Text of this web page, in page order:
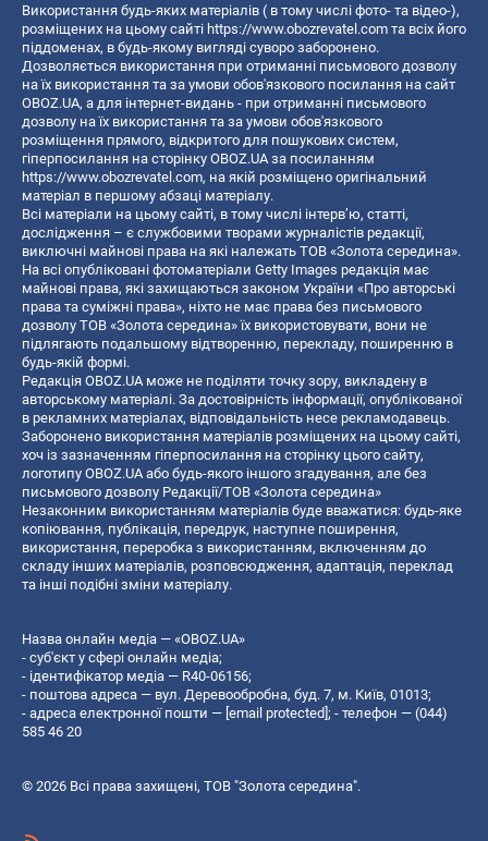
Використання будь-яких матеріалів ( в тому числі фото- та відео-),
розміщених на цьому сайті https://www.obozrevatel.com та всіх його
піддоменах, в будь-якому вигляді суворо заборонено.
Дозволяється використання при отриманні письмового дозволу
на їх використання та за умови обов'язкового посилання на сайт
OBOZ.UA, а для інтернет-видань - при отриманні письмового
дозволу на їх використання та за умови обов'язкового
розміщення прямого, відкритого для пошукових систем,
гіперпосилання на сторінку OBOZ.UA за посиланням
https://www.obozrevatel.com, на якій розміщено оригінальний
матеріал в першому абзаці матеріалу.
Всі матеріали на цьому сайті, в тому числі інтерв’ю, статті,
дослідження – є службовими творами журналістів редакції,
виключні майнові права на які належать ТОВ «Золота середина».
На всі опубліковані фотоматеріали Getty Images редакція має
майнові права, які захищаються законом України «Про авторські
права та суміжні права», ніхто не має права без письмового
дозволу ТОВ «Золота середина» їх використовувати, вони не
підлягають подальшому відтворенню, перекладу, поширенню в
будь-якій формі.
Редакція OBOZ.UA може не поділяти точку зору, викладену в
авторському матеріалі. За достовірність інформації, опублікованої
в рекламних матеріалах, відповідальність несе рекламодавець.
Заборонено використання матеріалів розміщених на цьому сайті,
хоч із зазначенням гіперпосилання на сторінку цього сайту,
логотипу OBOZ.UA або будь-якого іншого згадування, але без
письмового дозволу Редакції/ТОВ «Золота середина»
Незаконним використанням матеріалів буде вважатися: будь-яке
копiювання, публiкацiя, передрук, наступне поширення,
використання, переробка з використанням, включенням до
складу інших матеріалів, розповсюдження, адаптація, переклад
та інші подібні зміни матеріалу.
Назва онлайн медіа — «OBOZ.UA»
- суб'єкт у сфері онлайн медіа;
- ідентифікатор медіа — R40-06156;
- поштова адреса — вул. Деревообробна, буд. 7, м. Київ, 01013;
- адреса електронної пошти — [email protected]; - телефон — (044)
585 46 20
© 2026 Всі права захищені, ТОВ "Золота середина".